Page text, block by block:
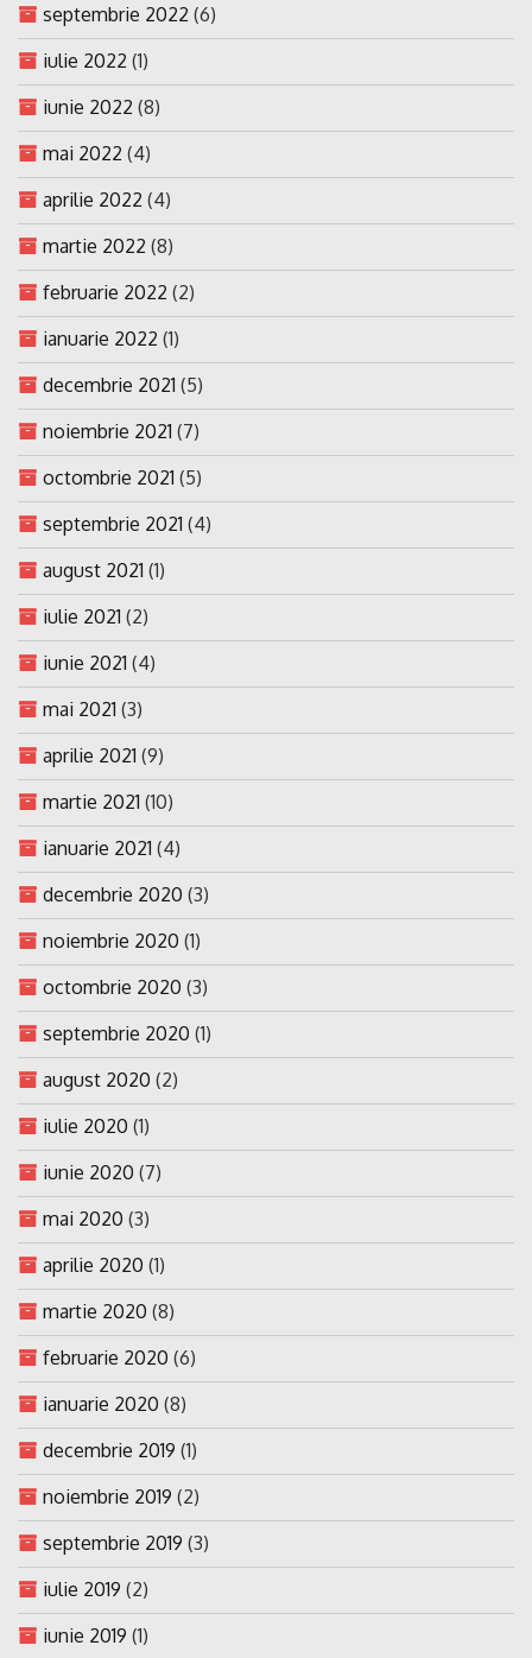
septembrie 2022 (6)
iulie 2022 (1)
iunie 2022 (8)
mai 2022 (4)
aprilie 2022 (4)
martie 2022 (8)
februarie 2022 (2)
ianuarie 2022 (1)
decembrie 2021 (5)
noiembrie 2021 (7)
octombrie 2021 (5)
septembrie 2021 (4)
august 2021 (1)
iulie 2021 (2)
iunie 2021 (4)
mai 2021 (3)
aprilie 2021 (9)
martie 2021 (10)
ianuarie 2021 (4)
decembrie 2020 (3)
noiembrie 2020 (1)
octombrie 2020 (3)
septembrie 2020 (1)
august 2020 (2)
iulie 2020 (1)
iunie 2020 (7)
mai 2020 (3)
aprilie 2020 (1)
martie 2020 (8)
februarie 2020 (6)
ianuarie 2020 (8)
decembrie 2019 (1)
noiembrie 2019 (2)
septembrie 2019 (3)
iulie 2019 (2)
iunie 2019 (1)